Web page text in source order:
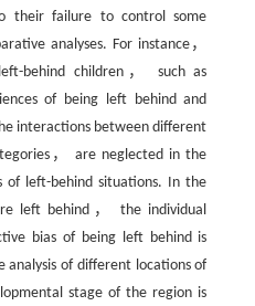
their failure to control some
analyses. For instance，
behind children， such as
of being left behind and
interactions between different
， are neglected in the
of left-behind situations. In the
left behind， the individual
bias of being left behind is
analysis of different locations of
stage of the region is